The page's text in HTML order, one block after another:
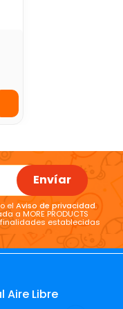
Envíar
elAviso de privacidad.
a MORE PRODUCTS
finalidades establecidas
Aire Libre